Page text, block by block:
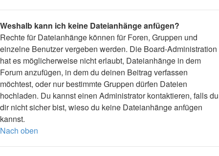
Weshalb kann ich keine Dateianhänge anfügen?
Rechte für Dateianhänge können für Foren, Gruppen und
einzelne Benutzer vergeben werden. Die Board-Administration
hat es möglicherweise nicht erlaubt, Dateianhänge in dem
Forum anzufügen, in dem du deinen Beitrag verfassen
möchtest, oder nur bestimmte Gruppen dürfen Dateien
hochladen. Du kannst einen Administrator kontaktieren, falls du
dir nicht sicher bist, wieso du keine Dateianhänge anfügen
kannst.
Nach oben